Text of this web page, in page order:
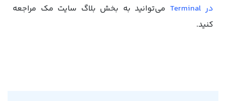
در Terminal
می‌توانید به بخش بلاگ سایت مک مراجعه
کنید.